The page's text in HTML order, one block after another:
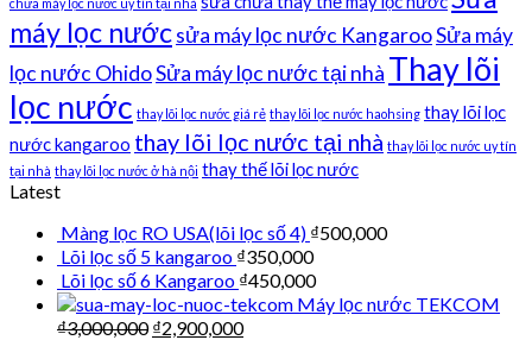
máy lọc nướcsửa máy lọc nước KangarooSửa máy
lọc nước OhidoSửa máy lọc nước tại nhà Thay lõi
lọc nước thay lõi lọc nước giá rẻ thay lõi lọc nước haohsing thay lõi lọc
nước kangaroo thay lõi lọc nước tại nhà thay lõi lọc nước uy tín
tại nhà thay lõi lọc nước ở hà nội thay thế lõi lọc nước
Latest
Màng lọc RO USA(lõi lọc số 4) ₫500,000
Lõi lọc số 5 kangaroo ₫350,000
Lõi lọc số 6 Kangaroo ₫450,000
Máy lọc nước TEKCOM
₫3,000,000 ₫2,900,000